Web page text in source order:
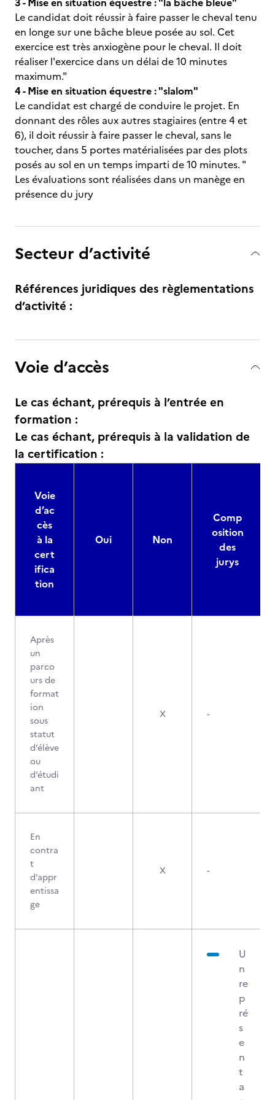
Le candidat doit réussir à faire passer le cheval tenu
en longe sur une bâche bleue posée au sol. Cet
exercice est très anxiogène pour le cheval. Il doit
réaliser l'exercice dans un délai de 10 minutes
maximum."
4 - Mise en situation équestre : "slalom"
Le candidat est chargé de conduire le projet. En
donnant des rôles aux autres stagiaires (entre 4 et
6), il doit réussir à faire passer le cheval, sans le
toucher, dans 5 portes matérialisées par des plots
posés au sol en un temps imparti de 10 minutes. "
Les évaluations sont réalisées dans un manège en
présence du jury
Secteur d’activité
Références juridiques des règlementations
d’activité :
Voie d’accès
Le cas échant, prérequis à l’entrée en
formation :
Le cas échant, prérequis à la validation de
la certification :
Voie
d’ac
cès
à la
cert
ifica
tion
Oui Non
Comp
osition
des
jurys
Après
un
parco
urs de
format
ion
sous
statut
d’élève
ou
d’étudi
ant
X -
En
contra
t
d’appr
entissa
ge
X -
U
n
re
p
ré
s
e
n
t
a